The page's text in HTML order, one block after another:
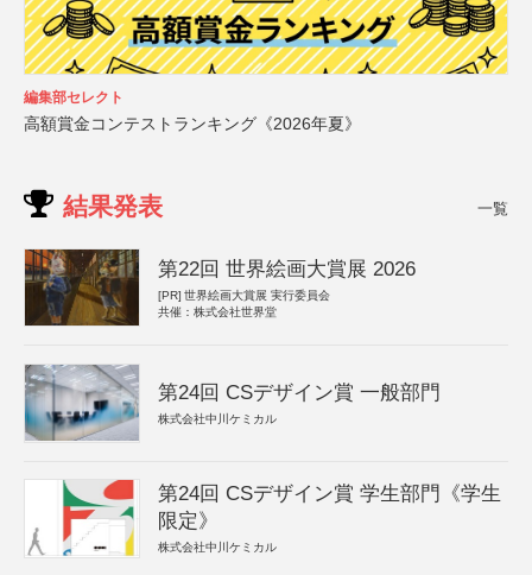
編集部セレクト
高額賞金コンテストランキング《2026年夏》
結果発表 一覧
第22回 世界絵画大賞展 2026
[PR] 世界絵画大賞展 実行委員会
共催：株式会社世界堂
第24回 CSデザイン賞 一般部門
株式会社中川ケミカル
第24回 CSデザイン賞 学生部門《学生
限定》
株式会社中川ケミカル